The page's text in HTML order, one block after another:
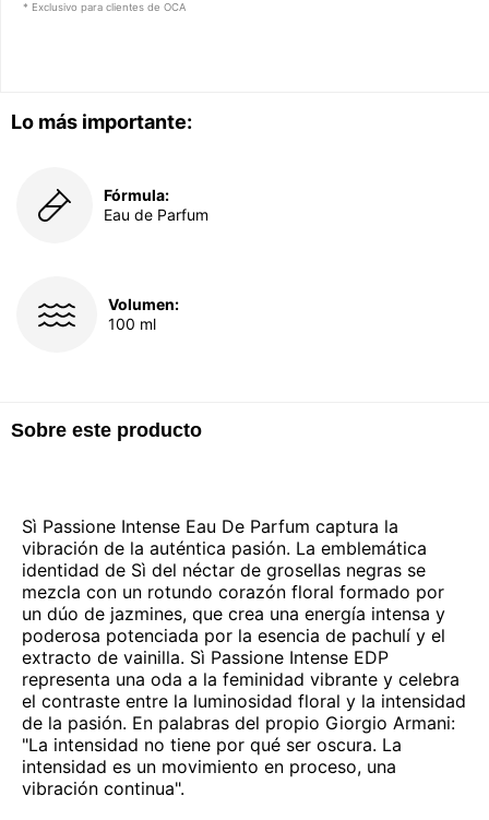
Lo más importante:
Fórmula:
Eau de Parfum
Volumen:
100 ml
Sobre este producto
Sì Passione Intense Eau De Parfum captura la
vibración de la auténtica pasión. La emblemática
identidad de Sì del néctar de grosellas negras se
mezcla con un rotundo corazón floral formado por
un dúo de jazmines, que crea una energía intensa y
poderosa potenciada por la esencia de pachulí y el
extracto de vainilla. Sì Passione Intense EDP
representa una oda a la feminidad vibrante y celebra
el contraste entre la luminosidad floral y la intensidad
de la pasión. En palabras del propio Giorgio Armani:
"La intensidad no tiene por qué ser oscura. La
intensidad es un movimiento en proceso, una
vibración continua".
* Exclusivo para clientes de OCA